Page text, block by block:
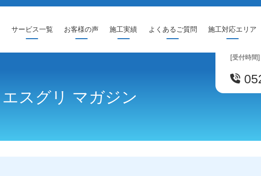
サービス一覧 お客様の声 施工実績 よくあるご質問 施工対応エリア
[受付時間
エスグリ マガジン